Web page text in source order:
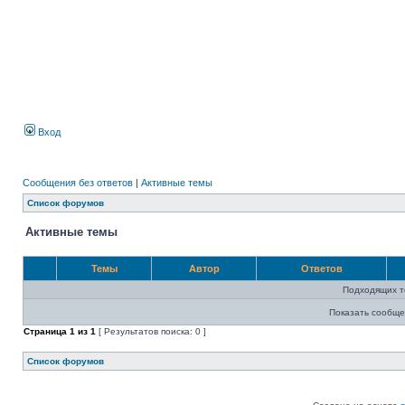
Вход
Сообщения без ответов | Активные темы
Список форумов
Активные темы
Темы Автор Ответов
Подходящих
Показать
Страница 1 из 1 [ Результатов поиска: 0 ]
Список форумов